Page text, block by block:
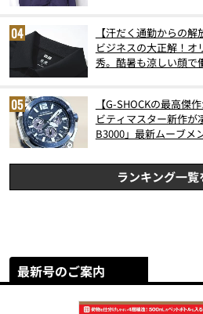
【汗だく通勤からの
ビジネスの大正解！
秀。酷暑も涼しい顔で
【G-SHOCKの最高傑
ビティマスター新作が
B3000」最新ムーブメ
ランキング一覧
最新号のご案内